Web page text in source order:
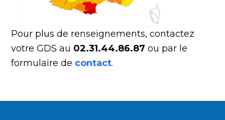
Pour plus de renseignements, contactez
votre GDS au 02.31.44.86.87 ou par le
formulaire de contact.